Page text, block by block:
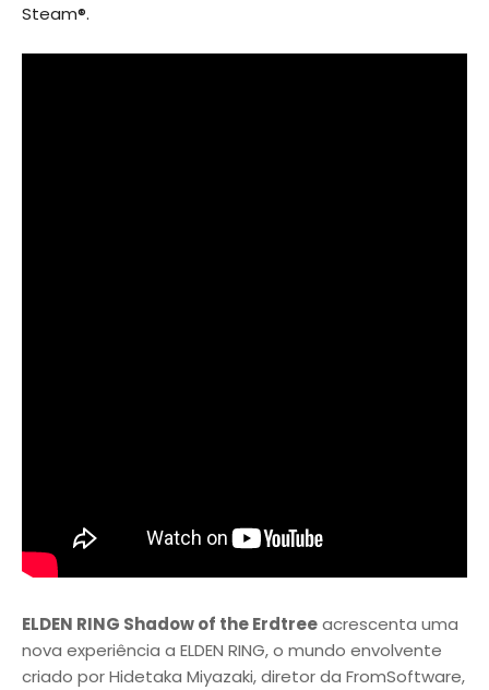
Steam®.
ELDEN RING Shadow of the Erdtreeacrescenta uma
nova experiência a ELDEN RING, o mundo envolvente
criado por Hidetaka Miyazaki, diretor da FromSoftware,